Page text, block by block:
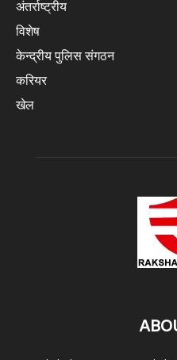
अंतर्राष्ट्रीय
विशेष
केन्द्रीय पुलिस संगठन
करियर
खेल